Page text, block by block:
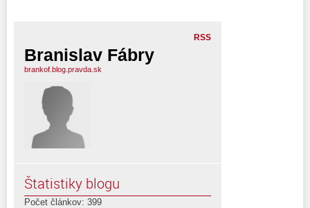
RSS
Branislav Fábry
brankof.blog.pravda.sk
Štatistiky blogu
Počet článkov: 399